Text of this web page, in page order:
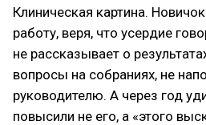
Клиническая картина.
работу, веря, что усердие
не рассказывает о
вопросы на собраниях, не
руководителю. А через год
повысили не его, а «этого